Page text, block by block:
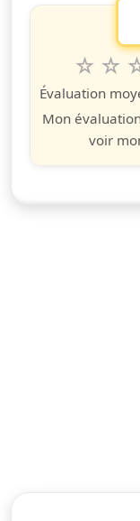
questo3
2
étoiles
étoile
Évaluation
Mon
voir